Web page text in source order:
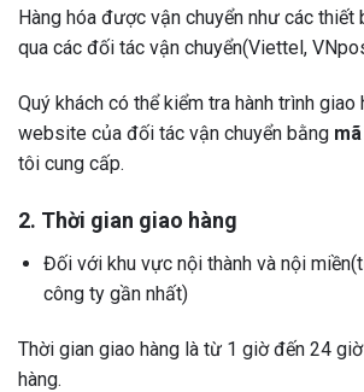
Hàng hóa được vận chuyển như các thiết
qua các đối tác vận chuyển(Viettel,
Quý khách có thể kiểm tra hành trình giao
website của đối tác vận chuyển bằng
tôi cung cấp.
2. Thời gian giao hàng
Đối với khu vực nội thành và nội
công ty gần nhất)
Thời gian giao hàng là từ 1 giờ đến 24
hàng.